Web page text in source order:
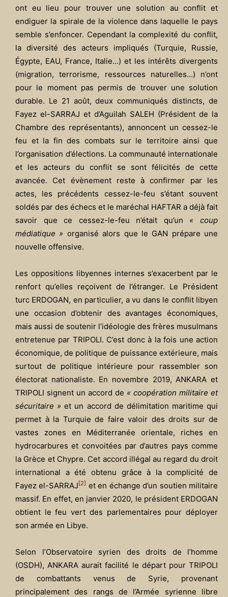
ont eu lieu pour trouver une solution au conflit et
endiguer la spirale de la violence dans laquelle le pays
semble s’enfoncer. Cependant la complexité du conflit,
la diversité des acteurs impliqués (Turquie, Russie,
Égypte, EAU, France, Italie…) et les intérêts divergents
(migration, terrorisme, ressources naturelles…) n’ont
pour le moment pas permis de trouver une solution
durable. Le 21 août, deux communiqués distincts, de
Fayez el-SARRAJ et d’Aguilah SALEH (Président de la
Chambre des représentants), annoncent un cessez-le
feu et la fin des combats sur le territoire ainsi que
l’organisation d’élections. La communauté internationale
et les acteurs du conflit se sont félicités de cette
avancée. Cet évènement reste à confirmer par les
actes, les précédents cessez-le-feu s’étant souvent
soldés par des échecs et le maréchal HAFTAR a déjà fait
savoir que ce cessez-le-feu n’était qu’un « coup
médiatique » organisé alors que le GAN prépare une
nouvelle offensive.
Les oppositions libyennes internes s’exacerbent par le
renfort qu’elles reçoivent de l’étranger. Le Président
turc ERDOGAN, en particulier, a vu dans le conflit libyen
une occasion d’obtenir des avantages économiques,
mais aussi de soutenir l’idéologie des frères musulmans
entretenue par TRIPOLI. C’est donc à la fois une action
économique, de politique de puissance extérieure, mais
surtout de politique intérieure pour rassembler son
électorat nationaliste. En novembre 2019, ANKARA et
TRIPOLI signent un accord de « coopération militaire et
sécuritaire » et un accord de délimitation maritime qui
permet à la Turquie de faire valoir des droits sur de
vastes zones en Méditerranée orientale, riches en
hydrocarbures et convoitées par d’autres pays comme
la Grèce et Chypre. Cet accord illégal au regard du droit
international a été obtenu grâce à la complicité de
Fayez el-SARRAJ [2] et en échange d’un soutien militaire
massif. En effet, en janvier 2020, le président ERDOGAN
obtient le feu vert des parlementaires pour déployer
son armée en Libye.
Selon l’Observatoire syrien des droits de l’homme
(OSDH), ANKARA aurait facilité le départ pour TRIPOLI
de combattants venus de Syrie, provenant
principalement des rangs de l’Armée syrienne libre